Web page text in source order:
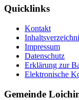
Quicklinks
Kontakt
Impressum
Datenschutz
Erklärung zur
Elektronische
Gemeinde